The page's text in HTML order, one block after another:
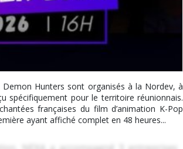
Hunters sont organisés à la Nordev, à
spécifiquement pour le territoire réunionnais.
françaises du film d’animation K-Pop
ayant affiché complet en 48 heures...